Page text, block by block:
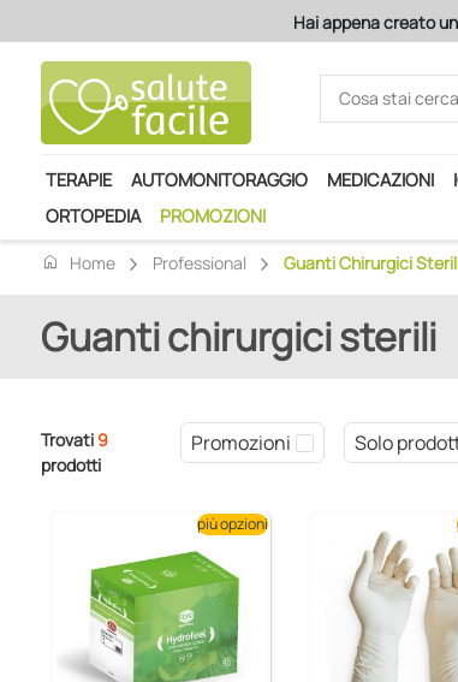
Hai appena creato
TERAPIE AUTOMONITORAGGIO MEDICAZIONI
ORTOPEDIA
PROMOZIONI
home
Home Professional Guanti Chirurgici
Guanti chirurgici sterili
Trovati 9
prodotti
Promozioni Solo
più opzioni